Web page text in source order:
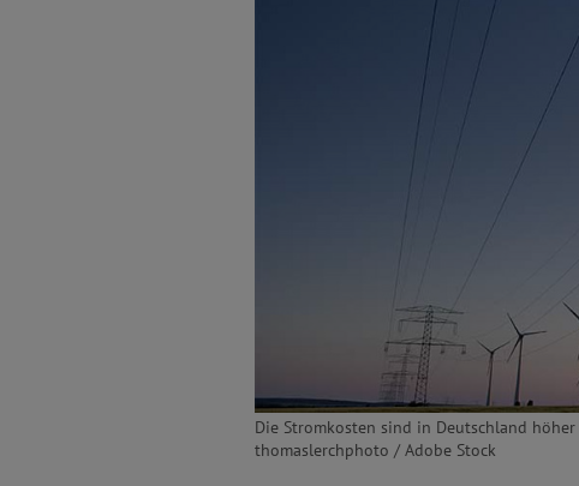
Die Stromkosten sind in Deutschland
thomaslerchphoto / Adobe Stock